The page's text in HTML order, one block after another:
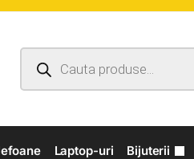
Laptop-uri Bijuterii